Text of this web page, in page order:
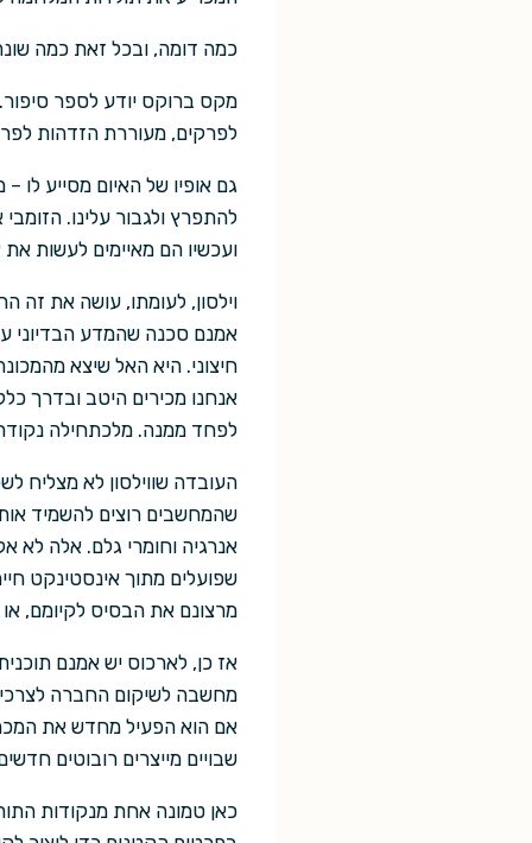
כמה דומה, ובכל זאת כמה
מקס ברוקס יודע לספר
לפרקים, מעוררת הזדהות
גם אופיו של האיום מסייע
להתפרץ ולגבור עלינו.
ועכשיו הם מאיימים לעשות
וילסון, לעומתו, עושה את זה
אמנם סכנה שהמדע הבדיוני
חיצוני. היא האל שיצא
אנחנו מכירים היטב ובדרך
לפחד ממנה. מלכתחילה
העובדה שווילסון לא מצליח
שהמחשבים רוצים להשמיד
אנרגיה וחומרי גלם. אלה לא
שפועלים מתוך אינסטינקט
מרצונם את הבסיס לקיומם,
אז כן, לארכוס יש אמנם
מחשבה לשיקום החברה לצרכי
אם הוא הפעיל מחדש את
שבויים מייצרים רובוטים
כאן טמונה אחת מנקודות